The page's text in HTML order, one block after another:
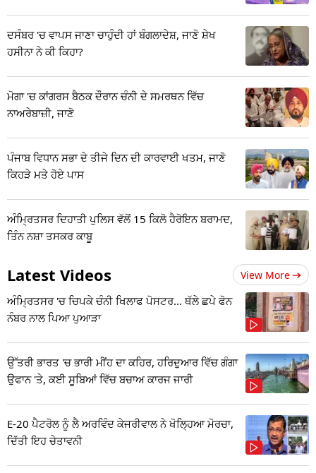
ਦਸੰਬਰ 'ਚ ਵਾਪਸ ਜਾਣਾ ਚਾਹੁੰਦੀ ਹਾਂ ਬੰਗਲਾਦੇਸ਼, ਜਾਣੋ ਸ਼ੇਖ
ਹਸੀਨਾ ਨੇ ਕੀ ਕਿਹਾ?
ਮੋਗਾ 'ਚ ਕਾਂਗਰਸ ਬੈਠਕ ਦੌਰਾਨ ਚੰਨੀ ਦੇ ਸਮਰਥਨ ਵਿੱਚ
ਨਾਅਰੇਬਾਜ਼ੀ, ਜਾਣੋ
ਪੰਜਾਬ ਵਿਧਾਨ ਸਭਾ ਦੇ ਤੀਜੇ ਦਿਨ ਦੀ ਕਾਰਵਾਈ ਖਤਮ, ਜਾਣੋ
ਕਿਹੜੇ ਮਤੇ ਹੋਏ ਪਾਸ
ਅੰਮ੍ਰਿਤਸਰ ਦਿਹਾਤੀ ਪੁਲਿਸ ਵੱਲੋਂ 15 ਕਿਲੋ ਹੈਰੋਇਨ ਬਰਾਮਦ,
ਤਿੰਨ ਨਸ਼ਾ ਤਸਕਰ ਕਾਬੂ
Latest Videos View More
ਅੰਮ੍ਰਿਤਸਰ 'ਚ ਚਿਪਕੇ ਚੰਨੀ ਖਿਲਾਫ ਪੋਸਟਰ... ਥੱਲੇ ਛਪੇ ਫੋਨ
ਨੰਬਰ ਨਾਲ ਪਿਆ ਪੁਆੜਾ
ਉੱਤਰੀ ਭਾਰਤ 'ਚ ਭਾਰੀ ਮੀਂਹ ਦਾ ਕਹਿਰ, ਹਰਿਦੁਆਰ ਵਿੱਚ ਗੰਗਾ
ਉਫਾਨ 'ਤੇ, ਕਈ ਸੂਬਿਆਂ ਵਿੱਚ ਬਚਾਅ ਕਾਰਜ ਜਾਰੀ
E-20 ਪੈਟਰੋਲ ਨੂੰ ਲੈ ਅਰਵਿੰਦ ਕੇਜਰੀਵਾਲ ਨੇ ਖੋਲ੍ਹਿਆ ਮੋਰਚਾ,
ਦਿੱਤੀ ਇਹ ਚੇਤਾਵਨੀ